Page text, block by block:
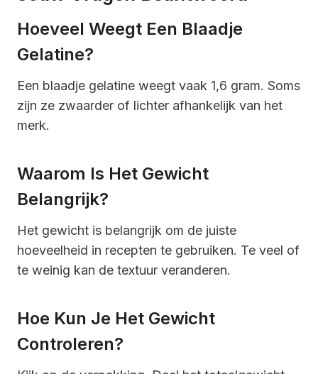
Hoeveel Weegt Een Blaadje
Gelatine?
Een blaadje gelatine weegt vaak 1,6 gram. Soms
zijn ze zwaarder of lichter afhankelijk van het
merk.
Waarom Is Het Gewicht
Belangrijk?
Het gewicht is belangrijk om de juiste
hoeveelheid in recepten te gebruiken. Te veel of
te weinig kan de textuur veranderen.
Hoe Kun Je Het Gewicht
Controleren?